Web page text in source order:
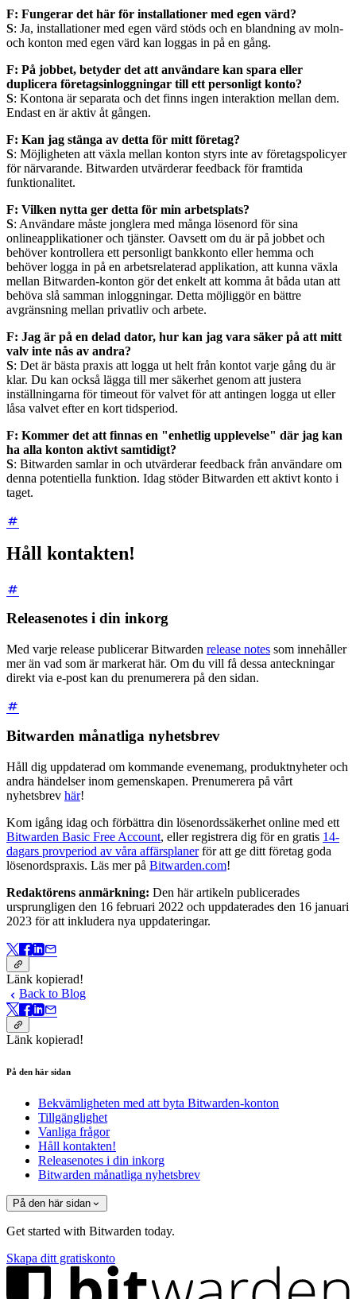
F: Fungerar det här för installationer med egen värd?
S: Ja, installationer med egen värd stöds och en blandning av moln-
och konton med egen värd kan loggas in på en gång.
F: På jobbet, betyder det att användare kan spara eller
duplicera företagsinloggningar till ett personligt konto?
S: Kontona är separata och det finns ingen interaktion mellan dem.
Endast en är aktiv åt gången.
F: Kan jag stänga av detta för mitt företag?
S: Möjligheten att växla mellan konton styrs inte av företagspolicyer
för närvarande. Bitwarden utvärderar feedback för framtida
funktionalitet.
F: Vilken nytta ger detta för min arbetsplats?
S: Användare måste jonglera med många lösenord för sina
onlineapplikationer och tjänster. Oavsett om du är på jobbet och
behöver kontrollera ett personligt bankkonto eller hemma och
behöver logga in på en arbetsrelaterad applikation, att kunna växla
mellan Bitwarden-konton gör det enkelt att komma åt båda utan att
behöva slå samman inloggningar. Detta möjliggör en bättre
avgränsning mellan privatliv och arbete.
F: Jag är på en delad dator, hur kan jag vara säker på att mitt
valv inte nås av andra?
S: Det är bästa praxis att logga ut helt från kontot varje gång du är
klar. Du kan också lägga till mer säkerhet genom att justera
inställningarna för timeout för valvet för att antingen logga ut eller
låsa valvet efter en kort tidsperiod.
F: Kommer det att finnas en "enhetlig upplevelse" där jag kan
ha alla konton aktivt samtidigt?
S: Bitwarden samlar in och utvärderar feedback från användare om
denna potentiella funktion. Idag stöder Bitwarden ett aktivt konto i
taget.
Håll kontakten!
Releasenotes i din inkorg
Med varje release publicerar Bitwarden release notes som innehåller
mer än vad som är markerat här. Om du vill få dessa anteckningar
direkt via e-post kan du prenumerera på den sidan.
Bitwarden månatliga nyhetsbrev
Håll dig uppdaterad om kommande evenemang, produktnyheter och
andra händelser inom gemenskapen. Prenumerera på vårt
nyhetsbrev här!
Kom igång idag och förbättra din lösenordssäkerhet online med ett
Bitwarden Basic Free Account, eller registrera dig för en gratis 14-
dagars provperiod av våra affärsplanerför att ge ditt företag goda
lösenordspraxis. Läs mer på Bitwarden.com!
Redaktörens anmärkning: Den här artikeln publicerades
ursprungligen den 16 februari 2022 och uppdaterades den 16 januari
2023 för att inkludera nya uppdateringar.
Länk kopierad!
Back to Blog
Länk kopierad!
På den här sidan
Bekvämligheten med att byta Bitwarden-konton
Tillgänglighet
Vanliga frågor
Håll kontakten!
Releasenotes i din inkorg
Bitwarden månatliga nyhetsbrev
På den här sidan
Get started with Bitwarden today.
Skapa ditt gratiskonto